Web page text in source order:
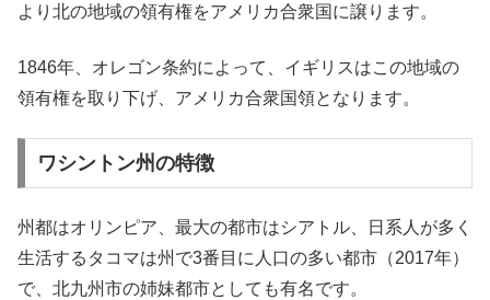
より北の地域の領有権をアメリカ合衆国に譲ります。
1846年、オレゴン条約によって、イギリスはこの地域の
領有権を取り下げ、アメリカ合衆国領となります。
ワシントン州の特徴
州都はオリンピア、最大の都市はシアトル、日系人が多く
生活するタコマは州で3番目に人口の多い都市（2017年）
で、北九州市の姉妹都市としても有名です。